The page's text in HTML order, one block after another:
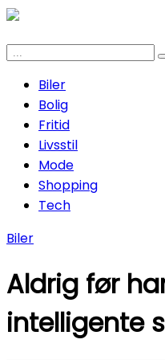
Biler
Bolig
Fritid
Livsstil
Mode
Shopping
Tech
Biler
Aldrig før
intelligente